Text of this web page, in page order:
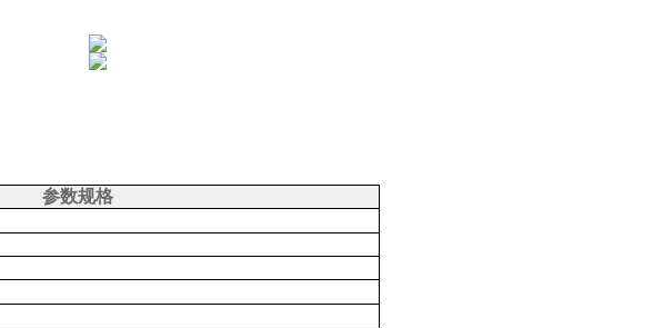
参数规格